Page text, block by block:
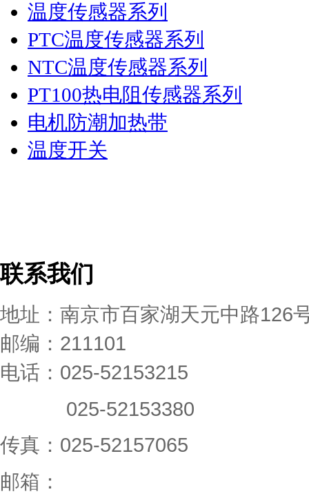
温度传感器系列
PTC温度传感器系列
NTC温度传感器系列
PT100热电阻传感器系列
电机防潮加热带
温度开关
联系我们
地址：南京市百家湖天元中路126
邮编：211101
电话：025-52153215
025-52153380
传真：025-52157065
邮箱：